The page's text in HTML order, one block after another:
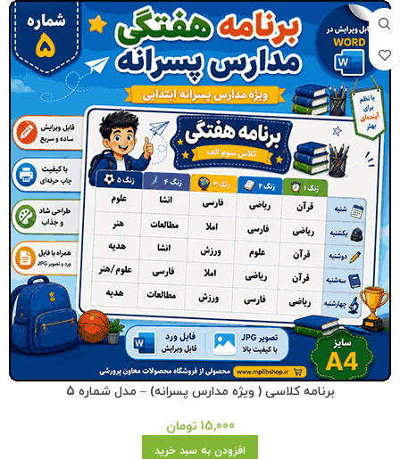
برنامه کلاسی ( ویژه مدارس پسرانه) – مدل شماره 5
15,000 تومان
افزودن به سبد خرید